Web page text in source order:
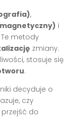
,
i
Te metody
zmiany.
stosuje się
.
decyduje o
czy
przejść do